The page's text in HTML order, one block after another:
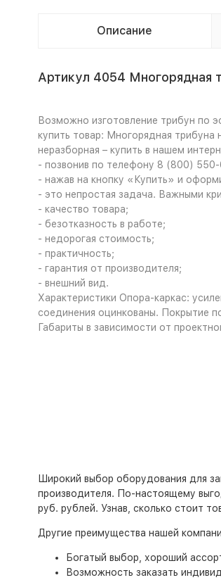
Описание
Артикул 4054 Многорядная
Возможно изготовление трибун по
купить товар: Многорядная
неразборная – купить в нашем
- позвонив по телефону 8 (800)
- нажав на кнопку «Купить» и
- это непростая задача. Важными
- качество товара;
- безотказность в работе;
- недорогая стоимость;
- практичность;
- гарантия от производителя;
- внешний вид.
Характеристики Опора-каркас:
соединения оцинкованы. Покрытие
Габариты в зависимости от
Широкий выбор оборудования для
производителя. По-настоящему
руб. рублей. Узнав, сколько стоит
Другие преимущества нашей
Богатый выбор, хороший
Возможность заказать